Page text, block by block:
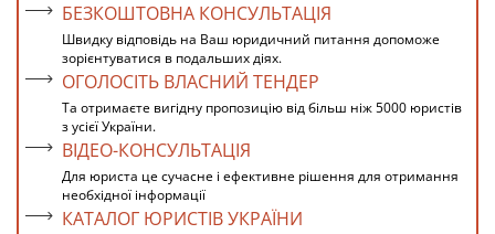
БЕЗКОШТОВНА КОНСУЛЬТАЦІЯ
Швидку відповідь на Ваш юридичний питання допоможе
зорієнтуватися в подальших діях.
ОГОЛОСІТЬ ВЛАСНИЙ ТЕНДЕР
Та отримаєте вигідну пропозицію від більш ніж 5000 юристів
з усієї України.
ВІДЕО-КОНСУЛЬТАЦІЯ
Для юриста це сучасне і ефективне рішення для отримання
необхідної інформації
КАТАЛОГ ЮРИСТІВ УКРАЇНИ